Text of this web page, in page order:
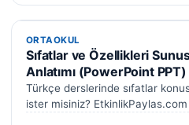
ORTAOKUL
ORTAOKUL
Sıfatlar ve Özellikleri
Anlatımı (PowerPoint PPT)
Türkçe derslerinde sıfatlar
ister misiniz?